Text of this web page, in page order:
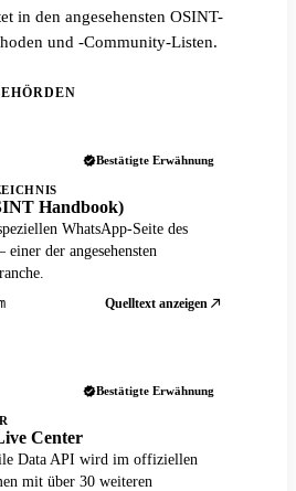
in den angesehensten OSINT-
und -Community-Listen.
Bestätigte Erwähnung
Handbook)
WhatsApp-Seite des
der angesehensten
Quelltext anzeigen
Bestätigte Erwähnung
Center
Data API wird im offiziellen
mit über 30 weiteren